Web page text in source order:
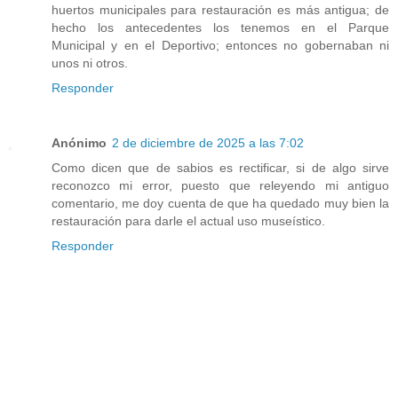
huertos municipales para restauración es más antigua; de
hecho los antecedentes los tenemos en el Parque
Municipal y en el Deportivo; entonces no gobernaban ni
unos ni otros.
Responder
Anónimo 2 de diciembre de 2025 a las 7:02
Como dicen que de sabios es rectificar, si de algo sirve
reconozco mi error, puesto que releyendo mi antiguo
comentario, me doy cuenta de que ha quedado muy bien la
restauración para darle el actual uso museístico.
Responder